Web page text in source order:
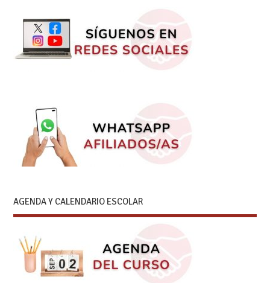
AGENDA Y CALENDARIO ESCOLAR